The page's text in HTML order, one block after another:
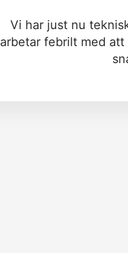
Vi har just nu
arbetar febrilt med att